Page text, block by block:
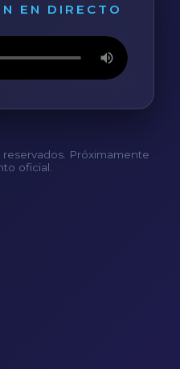
EN DIRECTO
Próximamente
oficial.